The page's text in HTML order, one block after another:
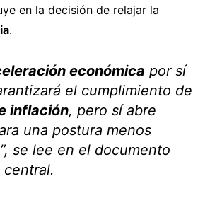
en la decisión de relajar la
.
económica por sí
el cumplimiento de
inflación, pero sí abre
una postura menos
se lee en el documento
central.